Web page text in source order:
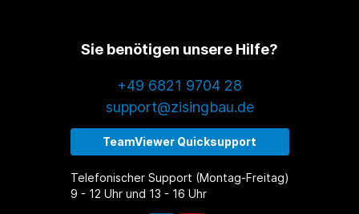
Sie benötigen unsere Hilfe?
+49 6821 9704 28
support@zisingbau.de
TeamViewer Quicksupport
Telefonischer Support (Montag-Freitag)
9 - 12 Uhr und 13 - 16 Uhr